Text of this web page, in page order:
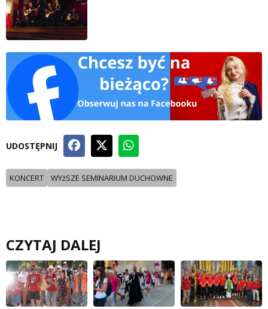
UDOSTĘPNIJ
KONCERT WYżSZE SEMINARIUM DUCHOWNE
CZYTAJ DALEJ